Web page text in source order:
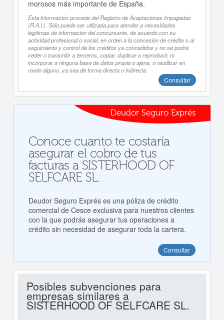
morosos más importante de España.
Esta información procede del Registro de Aceptaciones Impagadas
(R.A.I.). Sólo puede ser utilizada para atender a necesidades
legítimas de información del concursante, de acuerdo con su
actividad profesional o social, en orden a la concesión de crédito o al
seguimiento y control de los créditos ya concedidos y no se podrá
ceder o transmitir a terceros, copiar, duplicar o reproducir, ni
incorporar a ninguna base de datos propia o ajena, o reutilizar en
modo alguno, ya sea de forma directa o indirecta.
Consultar
Deudor Seguro Exprés
Conoce cuanto te costaría
asegurar el cobro de tus
facturas a SISTERHOOD OF
SELFCARE SL.
Deudor Seguro Exprés es una póliza de crédito
comercial de Cesce exclusiva para nuestros clientes
con la que podrás asegurar tus operaciones a
crédito sin necesidad de asegurar toda la cartera.
Consultar
Posibles subvenciones para
empresas similares a
SISTERHOOD OF SELFCARE SL.